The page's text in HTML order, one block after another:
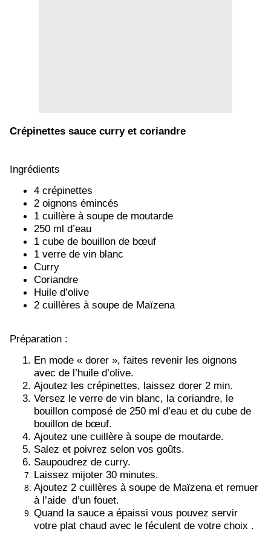
Crépinettes sauce curry et coriandre
Ingrédients
4 crépinettes
2 oignons émincés
1 cuillère à soupe de moutarde
250 ml d’eau
1 cube de bouillon de bœuf
1 verre de vin blanc
Curry
Coriandre
Huile d’olive
2 cuillères à soupe de Maïzena
Préparation :
En mode « dorer », faites revenir les oignons
avec de l’huile d’olive.
Ajoutez les crépinettes, laissez dorer 2 min.
Versez le verre de vin blanc, la coriandre, le
bouillon composé de 250 ml d’eau et du cube de
bouillon de bœuf.
Ajoutez une cuillère à soupe de moutarde.
Salez et poivrez selon vos goûts.
Saupoudrez de curry.
Laissez mijoter 30 minutes.
Ajoutez 2 cuillères à soupe de Maïzena et remuer
à l’aide d’un fouet.
Quand la sauce a épaissi vous pouvez servir
votre plat chaud avec le féculent de votre choix .